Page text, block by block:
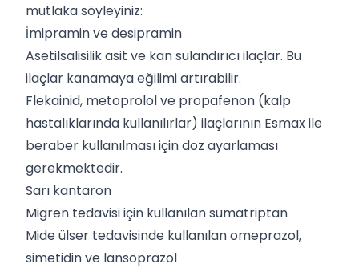
mutlaka söyleyiniz:
İmipramin ve desipramin
Asetilsalisilik asit ve kan sulandırıcı ilaçlar. Bu
ilaçlar kanamaya eğilimi artırabilir.
Flekainid, metoprolol ve propafenon (kalp
hastalıklarında kullanılırlar) ilaçlarının Esmax ile
beraber kullanılması için doz ayarlaması
gerekmektedir.
Sarı kantaron
Migren tedavisi için kullanılan sumatriptan
Mide ülser tedavisinde kullanılan omeprazol,
simetidin ve lansoprazol